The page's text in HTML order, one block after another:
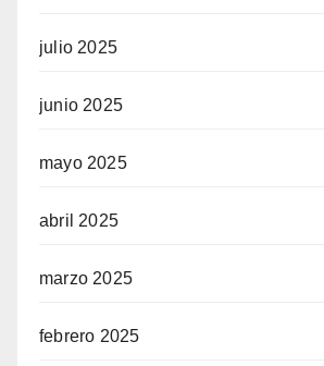
julio 2025
junio 2025
mayo 2025
abril 2025
marzo 2025
febrero 2025